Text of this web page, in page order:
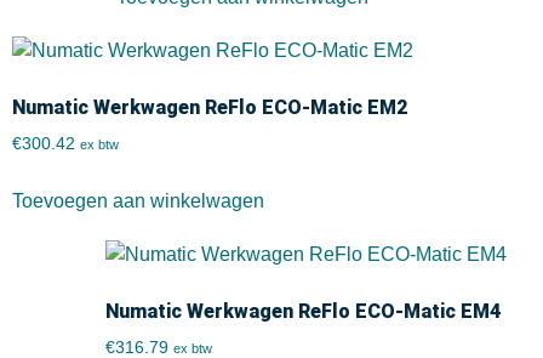
Numatic Werkwagen ReFlo ECO-Matic EM2
€300.42 ex btw
Toevoegen aan winkelwagen
Numatic Werkwagen ReFlo ECO-Matic EM4
€316.79 ex btw